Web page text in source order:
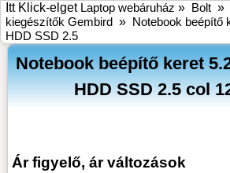
Itt Klick-elget Laptop webáruház » Bolt »
kiegészítők Gembird » Notebook beépítő
HDD SSD 2.5
Notebook beépítő keret
HDD SSD 2.5 col
Ár figyelő, ár változások